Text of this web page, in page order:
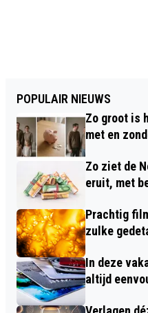
POPULAIR NIEUWS
Zo groot is
met en
Zo ziet de
eruit, met
Prachtig
zulke
In deze
altijd